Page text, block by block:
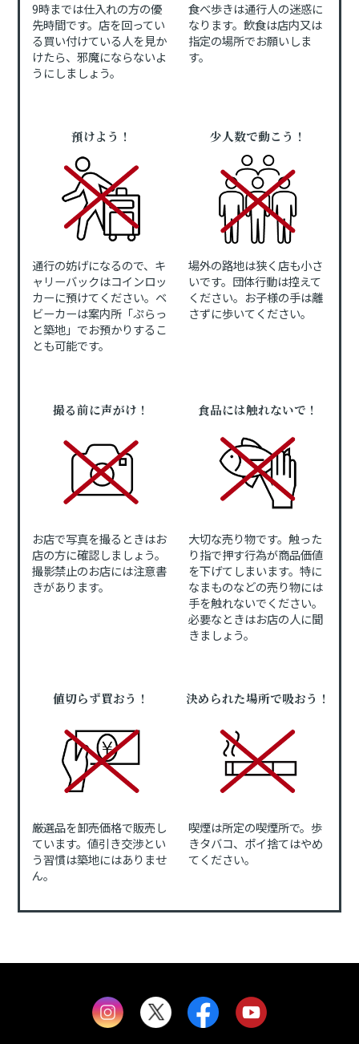
9時までは仕入れの方の優
先時間です。店を回ってい
る買い付けている人を見か
けたら、邪魔にならないよ
うにしましょう。
食べ歩きは通行人の迷惑に
なります。飲食は店内又は
指定の場所でお願いしま
す。
預けよう！
通行の妨げになるので、キ
ャリーバックはコインロッ
カーに預けてください。ベ
ビーカーは案内所「ぷらっ
と築地」でお預かりするこ
とも可能です。
少人数で動こう！
場外の路地は狭く店も小さ
いです。団体行動は控えて
ください。お子様の手は離
さずに歩いてください。
撮る前に声がけ！
お店で写真を撮るときはお
店の方に確認しましょう。
撮影禁止のお店には注意書
きがあります。
食品には触れないで！
大切な売り物です。触った
り指で押す行為が商品価値
を下げてしまいます。特に
なまものなどの売り物には
手を触れないでください。
必要なときはお店の人に聞
きましょう。
値切らず買おう！
厳選品を卸売価格で販売し
ています。値引き交渉とい
う習慣は築地にはありませ
ん。
決められた場所で吸おう！
喫煙は所定の喫煙所で。歩
きタバコ、ポイ捨てはやめ
てください。